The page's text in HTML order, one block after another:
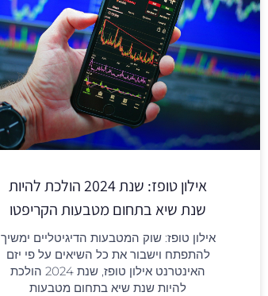
אילון טופז: שנת 2024 הולכת להיות
שנת שיא בתחום מטבעות הקריפטו
אילון טופז: שוק המטבעות הדיגיטליים ימשיך
להתפתח וישבור את כל השיאים על פי יזם
האינטרנט אילון טופז, שנת 2024 הולכת
להיות שנת שיא בתחום מטבעות